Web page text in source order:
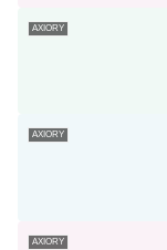
AXIORY
AXIORY
AXIORY